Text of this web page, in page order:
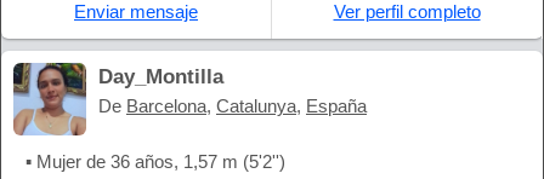
Enviar mensaje Ver perfil completo
Day_Montilla
De Barcelona, Catalunya, España
▪ Mujer de 36 años, 1,57 m (5'2'')